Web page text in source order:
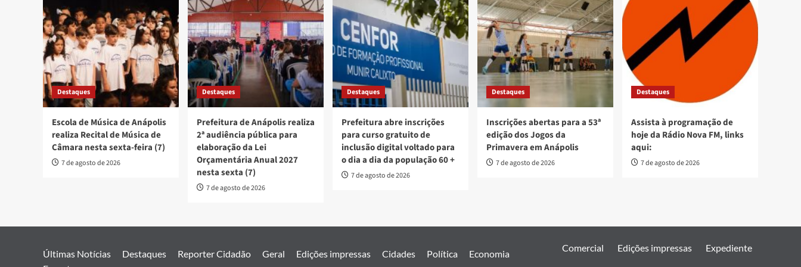
Destaques
Escola de Música de Anápolis
realiza Recital de Música de
Câmara nesta sexta-feira (7)
7 de agosto de 2026
Destaques
Prefeitura de Anápolis realiza
2ª audiência pública para
elaboração da Lei
Orçamentária Anual 2027
nesta sexta (7)
7 de agosto de 2026
Destaques
Prefeitura abre inscrições
para curso gratuito de
inclusão digital voltado para
o dia a dia da população 60 +
7 de agosto de 2026
Destaques
Inscrições abertas para a 53ª
edição dos Jogos da
Primavera em Anápolis
7 de agosto de 2026
Destaques
Assista à programação de
hoje da Rádio Nova FM, links
aqui:
7 de agosto de 2026
Últimas Notícias Destaques Reporter Cidadão Geral Edições impressas Cidades Política
Economia
Comercial Edições impressas Expediente